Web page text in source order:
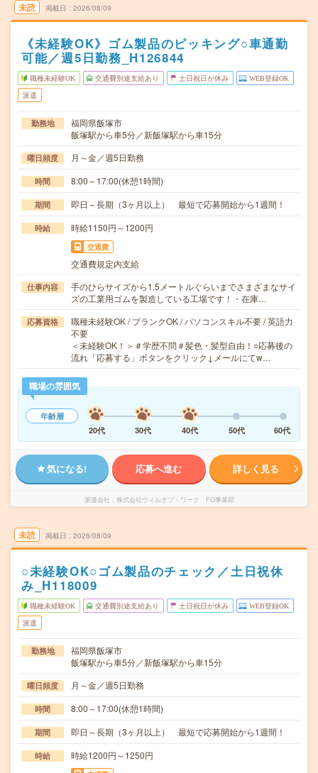
未読 掲載日 2026/08/09
《未経験OK》ゴム製品のピッキング○車通勤
可能／週5日勤務_H126844
職種未経験OK 交通費別途支給あり 土日祝日が休み WEB登録OK
派遣
勤務地
福岡県飯塚市
飯塚駅から車5分／新飯塚駅から車15分
曜日頻度 月～金／週5日勤務
時間 8:00～17:00(休憩1時間)
期間 即日～長期（3ヶ月以上） 最短で応募開始から1週間！
時給 時給1150円～1200円
交通費
交通費規定内支給
仕事内容
手のひらサイズから1.5メートルぐらいまでさまざまなサイ
ズの工業用ゴムを製造している工場です！・在庫…
応募資格
職種未経験OK / ブランクOK / パソコンスキル不要 / 英語力
不要
＜未経験OK！＞＃学歴不問＃髪色・髪型自由！○応募後の
流れ「応募する」ボタンをクリック↓メールにてw…
職場の雰囲気
年齢層
20代
30代 40代 50代 60代
気になる! 応募へ進む 詳しく見る
派遣会社 株式会社ウィルオブ・ワーク FO事業部
未読 掲載日 2026/08/09
○未経験OK○ゴム製品のチェック／土日祝休
み_H118009
職種未経験OK 交通費別途支給あり 土日祝日が休み WEB登録OK
派遣
勤務地
福岡県飯塚市
飯塚駅から車5分／新飯塚駅から車15分
曜日頻度 月～金／週5日勤務
時間 8:00～17:00(休憩1時間)
期間 即日～長期（3ヶ月以上） 最短で応募開始から1週間！
時給 時給1200円～1250円